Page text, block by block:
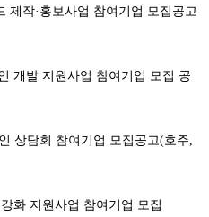
제작·홍보사업 참여기업 모집공고
개발 지원사업 참여기업 모집 공
상담회 참여기업 모집공고(호주,
화 지원사업 참여기업 모집